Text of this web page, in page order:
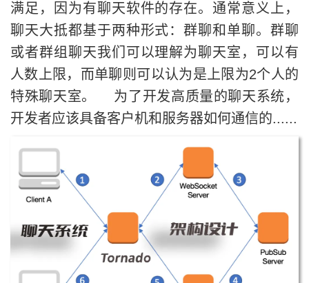
满足，因为有聊天软件的存在。通常意义上，
聊天大抵都基于两种形式：群聊和单聊。群聊
或者群组聊天我们可以理解为聊天室，可以有
人数上限，而单聊则可以认为是上限为2个人的
特殊聊天室。 为了开发高质量的聊天系统，
开发者应该具备客户机和服务器如何通信的......